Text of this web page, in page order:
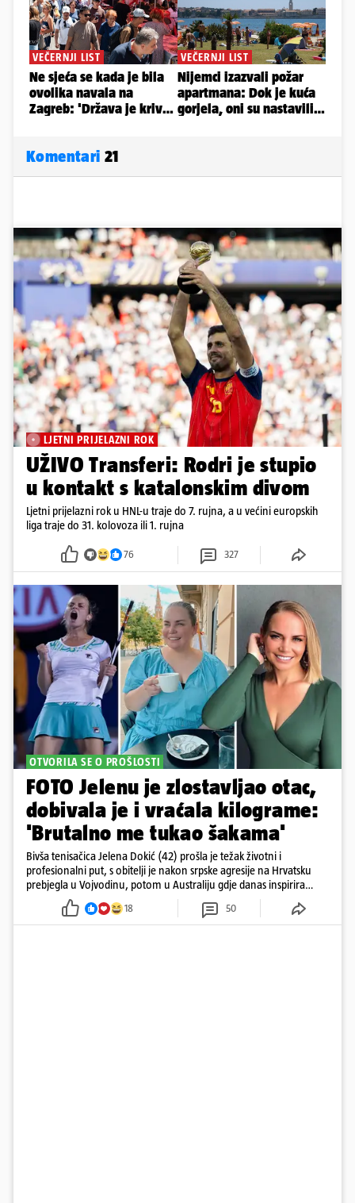
Komentari 21
LJETNI PRIJELAZNI ROK
UŽIVO Transferi: Rodri je stupio
u kontakt s katalonskim divom
Ljetni prijelazni rok u HNL-u traje do 7. rujna, a u većini europskih
liga traje do 31. kolovoza ili 1. rujna
76 327
OTVORILA SE O PROŠLOSTI
FOTO Jelenu je zlostavljao otac,
dobivala je i vraćala kilograme:
'Brutalno me tukao šakama'
Bivša tenisačica Jelena Dokić (42) prošla je težak životni i
profesionalni put, s obitelji je nakon srpske agresije na Hrvatsku
prebjegla u Vojvodinu, potom u Australiju gdje danas inspirira
18 50